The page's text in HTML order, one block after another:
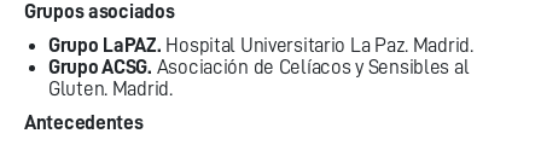
Grupos asociados
Grupo LaPAZ. Hospital Universitario La Paz. Madrid.
Grupo ACSG. Asociación de Celíacos y Sensibles al
Gluten. Madrid.
Antecedentes